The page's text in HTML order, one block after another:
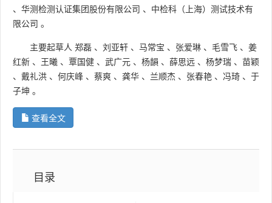
、 华测检测认证集团股份有限公司 、 中检科（上海）测试技术有
限公司 。
主要起草人 郑磊 、 刘亚轩 、 马常宝 、 张爱琳 、 毛雪飞 、 姜
红新 、 王曦 、 覃国健 、 武广元 、 杨韻 、 薛思远 、 杨梦瑞 、 苗颖
、 戴礼洪 、 何庆峰 、 蔡爽 、 龚华 、 兰顺杰 、 张春艳 、 冯琦 、 于
子坤 。
查看全文
目录